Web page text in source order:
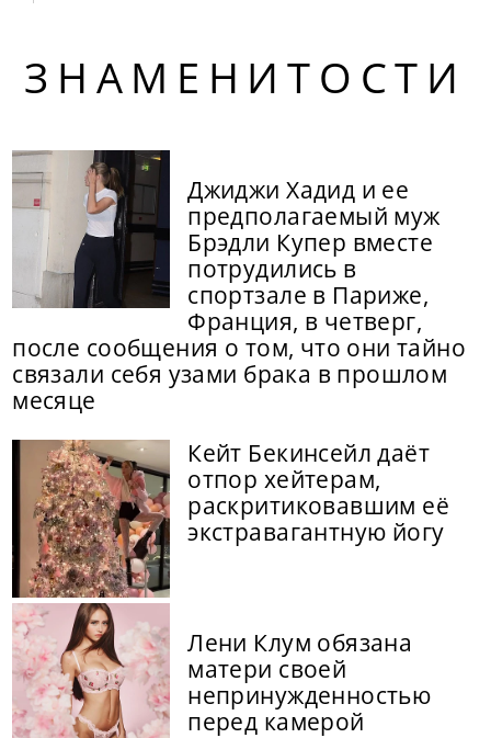
ЗНАМЕНИТОСТИ
Джиджи Хадид и ее
предполагаемый муж
Брэдли Купер вместе
потрудились в
спортзале в Париже,
Франция, в четверг,
после сообщения о том, что они тайно
связали себя узами брака в прошлом
месяце
Кейт Бекинсейл даёт
отпор хейтерам,
раскритиковавшим её
экстравагантную йогу
Лени Клум обязана
матери своей
непринужденностью
перед камерой